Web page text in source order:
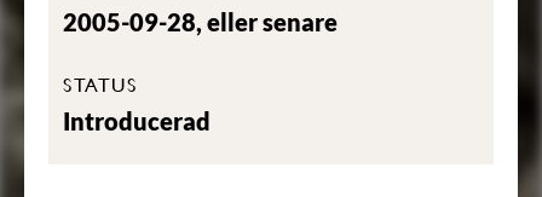
2005-09-28, eller senare
STATUS
Introducerad